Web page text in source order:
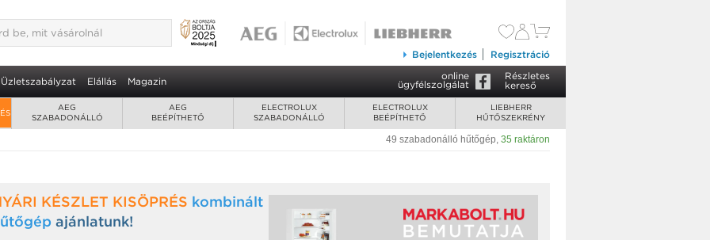
Bejelentkezés Regisztráció
Üzletszabályzat Elállás Magazin online
ügyfélszolgálat
Részletes
kereső
AEG
SZABADONÁLLÓ
AEG
BEÉPÍTHETŐ
ELECTROLUX
SZABADONÁLLÓ
ELECTROLUX
BEÉPÍTHETŐ
LIEBHERR
HŰTŐSZEKRÉNY
49 szabadonálló hűtőgép, 35 raktáron
KÉSZLET KISÖPRÉS kombinált
ajánlatunk!